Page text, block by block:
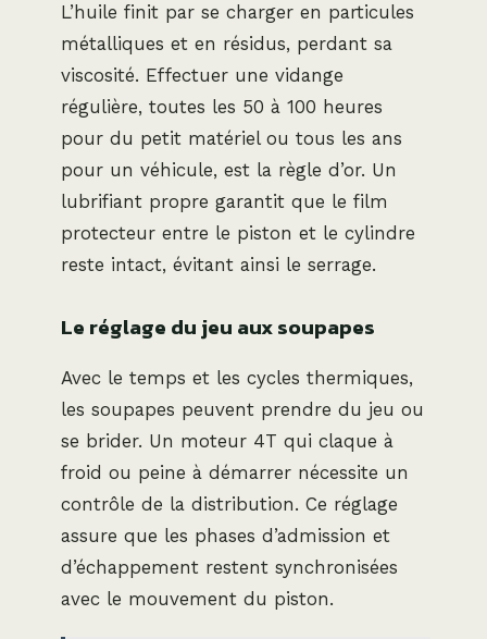
L’huile finit par se charger en particules
métalliques et en résidus, perdant sa
viscosité. Effectuer une vidange
régulière, toutes les 50 à 100 heures
pour du petit matériel ou tous les ans
pour un véhicule, est la règle d’or. Un
lubrifiant propre garantit que le film
protecteur entre le piston et le cylindre
reste intact, évitant ainsi le serrage.
Le réglage du jeu aux soupapes
Avec le temps et les cycles thermiques,
les soupapes peuvent prendre du jeu ou
se brider. Un moteur 4T qui claque à
froid ou peine à démarrer nécessite un
contrôle de la distribution. Ce réglage
assure que les phases d’admission et
d’échappement restent synchronisées
avec le mouvement du piston.